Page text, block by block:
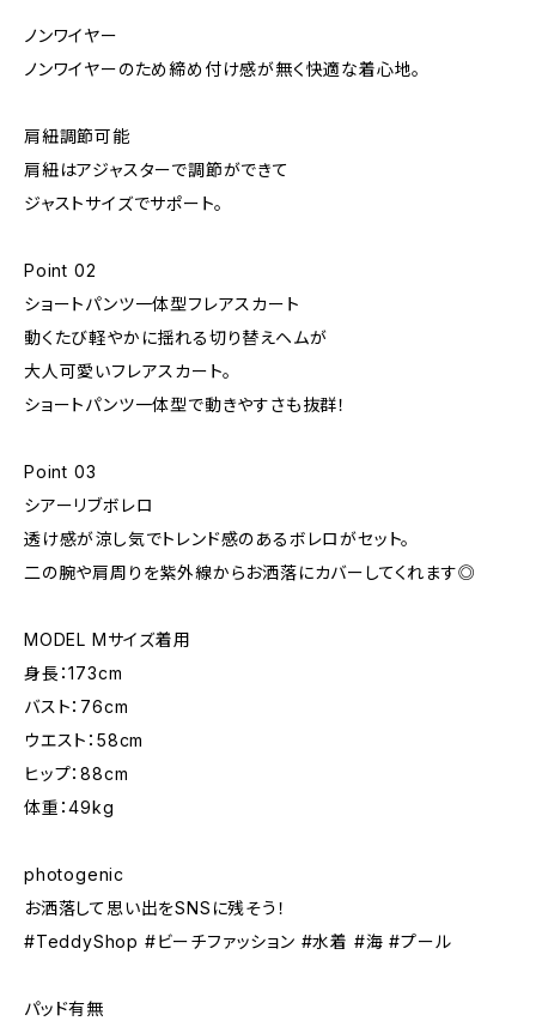
ノンワイヤー
ノンワイヤーのため締め付け感が無く快適な着心地。
肩紐調節可能
肩紐はアジャスターで調節ができて
ジャストサイズでサポート。
Point 02
ショートパンツ一体型フレアスカート
動くたび軽やかに揺れる切り替えヘムが
大人可愛いフレアスカート。
ショートパンツ一体型で動きやすさも抜群！
Point 03
シアーリブボレロ
透け感が涼し気でトレンド感のあるボレロがセット。
二の腕や肩周りを紫外線からお洒落にカバーしてくれます◎
MODEL Mサイズ着用
身長：173cm
バスト：76cm
ウエスト：58cm
ヒップ：88cm
体重：49kg
photogenic
お洒落して思い出をSNSに残そう！
#TeddyShop #ビーチファッション #水着 #海 #プール
パッド有無